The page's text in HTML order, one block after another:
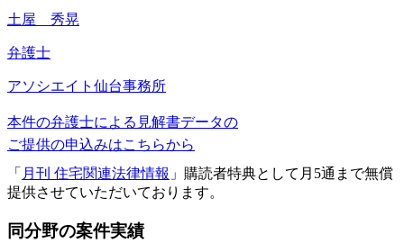
土屋 秀晃
弁護士
アソシエイト 仙台事務所
本件の弁護士による見解書データの
ご提供の申込みはこちらから
「 月刊 住宅関連法律情報 」購読者特典として月5通まで無償
提供させていただいております。
同分野の案件実績